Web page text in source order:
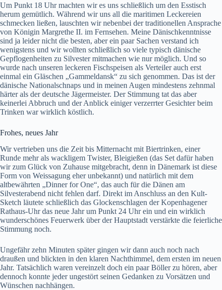
Um Punkt 18 Uhr machten wir es uns schließlich um den Esstisch
herum gemütlich. Während wir uns all die maritimen Leckereien
schmecken ließen, lauschten wir nebenbei der traditionellen Ansprache
von Königin Margrethe II. im Fernsehen. Meine Dänischkenntnisse
sind ja leider nicht die besten, aber ein paar Sachen verstand ich
wenigstens und wir wollten schließlich so viele typisch dänische
Gepflogenheiten zu Silvester mitmachen wie nur möglich. Und so
wurde nach unseren leckeren Fischspeisen als Verteiler auch erst
einmal ein Gläschen „Gammeldansk“ zu sich genommen. Das ist der
dänische Nationalschnaps und in meinen Augen mindestens zehnmal
härter als der deutsche Jägermeister. Der Stimmung tat das aber
keinerlei Abbruch und der Anblick einiger verzerrter Gesichter beim
Trinken war wirklich köstlich.
Frohes, neues Jahr
Wir vertrieben uns die Zeit bis Mitternacht mit Biertrinken, einer
Runde mehr als wackligem Twister, Bleigießen (das Set dafür haben
wir zum Glück von Zuhause mitgebracht, denn in Dänemark ist diese
Form von Weissagung eher unbekannt) und natürlich mit dem
altbewährten „Dinner for One“, das auch für die Dänen am
Silvesterabend nicht fehlen darf. Direkt im Anschluss an den Kult-
Sketch läutete schließlich das Glockenschlagen der Kopenhagener
Rathaus-Uhr das neue Jahr um Punkt 24 Uhr ein und ein wirklich
wunderschönes Feuerwerk über der Hauptstadt verstärkte die feierliche
Stimmung noch.
Ungefähr zehn Minuten später gingen wir dann auch noch nach
draußen und blickten in den klaren Nachthimmel, dem ersten im neuen
Jahr. Tatsächlich waren vereinzelt doch ein paar Böller zu hören, aber
dennoch konnte jeder ungestört seinen Gedanken zu Vorsätzen und
Wünschen nachhängen.